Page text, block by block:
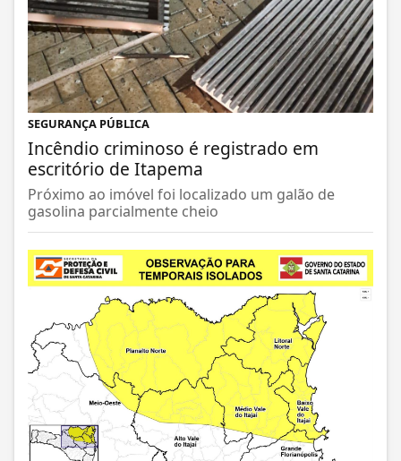
SEGURANÇA PÚBLICA
Incêndio criminoso é registrado em
escritório de Itapema
Próximo ao imóvel foi localizado um galão de
gasolina parcialmente cheio